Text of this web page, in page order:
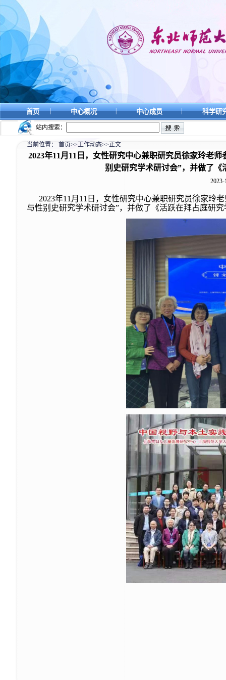
首页 | 中心概况 | 中心成员 | 科学研
站内搜索：
当前位置： 首页>>工作动态>>正文
​2023年11月11日，女性研究中心兼职研究员徐家玲老
别史研究学术研讨会”，并做了
2023-
2023年11月11日，女性研究中心兼职研究员徐家玲
与性别史研究学术研讨会”，并做了《活跃在拜占庭研